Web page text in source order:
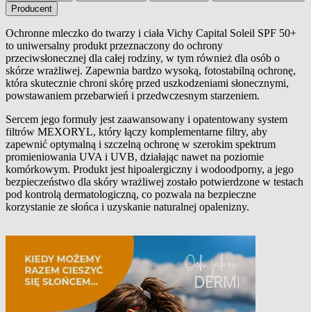
Producent
Opis produktu
Ochronne mleczko do twarzy i ciała Vichy Capital Soleil SPF 50+
to uniwersalny produkt przeznaczony do ochrony
przeciwsłonecznej dla całej rodziny, w tym również dla osób o
skórze wrażliwej. Zapewnia bardzo wysoką, fotostabilną ochronę,
która skutecznie chroni skórę przed uszkodzeniami słonecznymi,
powstawaniem przebarwień i przedwczesnym starzeniem.
Sercem jego formuły jest zaawansowany i opatentowany system
filtrów MEXORYL, który łączy komplementarne filtry, aby
zapewnić optymalną i szczelną ochronę w szerokim spektrum
promieniowania UVA i UVB, działając nawet na poziomie
komórkowym. Produkt jest hipoalergiczny i wodoodporny, a jego
bezpieczeństwo dla skóry wrażliwej zostało potwierdzone w testach
pod kontrolą dermatologiczną, co pozwala na bezpieczne
korzystanie ze słońca i uzyskanie naturalnej opalenizny.